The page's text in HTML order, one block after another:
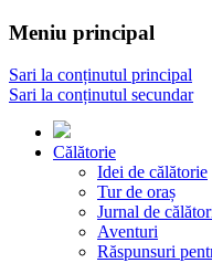
Meniu principal
Sari la conținutul principal
Sari la conținutul secundar
Călătorie
Idei de călătorie
Tur de oraș
Jurnal de
Aventuri
Răspunsuri